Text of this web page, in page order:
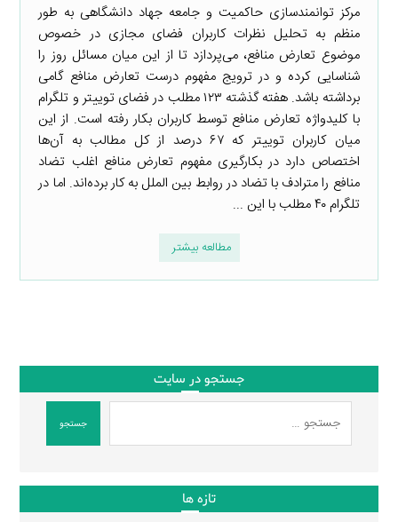
مرکز توانمندسازی حاکمیت و جامعه جهاد دانشگاهی به طور
منظم به تحلیل نظرات کاربران فضای مجازی در خصوص
موضوع تعارض منافع، می‌پردازد تا از این میان مسائل روز را
شناسایی کرده و در ترویج مفهوم درست تعارض منافع گامی
برداشته باشد. هفته گذشته ۱۲۳ مطلب در فضای توییتر و تلگرام
با کلیدواژه تعارض منافع توسط کاربران بکار رفته است. از این
میان کاربران توییتر که ۶۷ درصد از کل مطالب به آن‌ها
اختصاص دارد در بکارگیری مفهوم تعارض منافع اغلب تضاد
منافع را مترادف با تضاد در روابط بین الملل به کار برده‌اند. اما در
تلگرام ۴۰ مطلب با این ...
مطالعه بیشتر
جستجو در سایت
جستجو
تازه ها